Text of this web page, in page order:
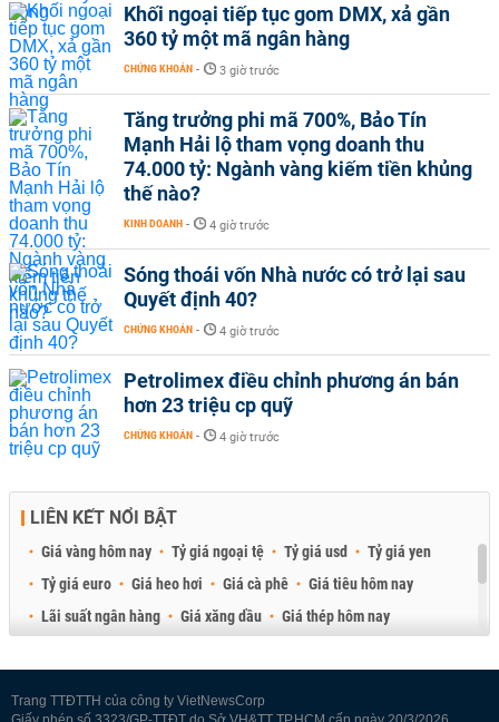
Khối ngoại tiếp tục gom DMX, xả gần
360 tỷ một mã ngân hàng
CHỨNG KHOÁN - 3 giờ trước
Tăng trưởng phi mã 700%, Bảo Tín
Mạnh Hải lộ tham vọng doanh thu
74.000 tỷ: Ngành vàng kiếm tiền khủng
thế nào?
KINH DOANH - 4 giờ trước
Sóng thoái vốn Nhà nước có trở lại sau
Quyết định 40?
CHỨNG KHOÁN - 4 giờ trước
Petrolimex điều chỉnh phương án bán
hơn 23 triệu cp quỹ
CHỨNG KHOÁN - 4 giờ trước
LIÊN KẾT NỔI BẬT
Giá vàng hôm nay Tỷ giá ngoại tệ Tỷ giá usd
Tỷ giá yen
Tỷ giá euro
Giá heo hơi Giá cà phê
Giá tiêu hôm nay
Lãi suất ngân hàng
Giá xăng dầu
Giá thép hôm nay
Trang TTĐTTH của công ty VietNewsCorp